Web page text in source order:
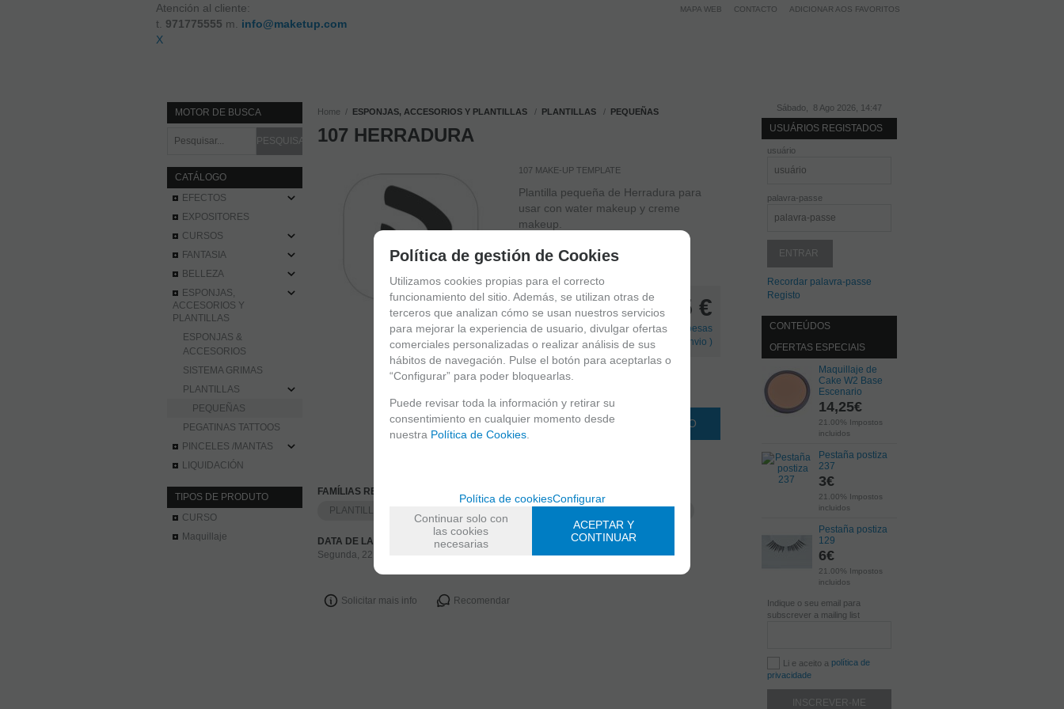
Atención al cliente:
t. 971775555 m.
info@maketup.com
X
MAPA WEB CONTACTO ADICIONAR AOS FAVORITOS
MOTOR DE BUSCA
CATÁLOGO
EFECTOS
EXPOSITORES
CURSOS
FANTASIA
BELLEZA
ESPONJAS,
ACCESORIOS Y
PLANTILLAS
ESPONJAS &
ACCESORIOS
SISTEMA GRIMAS
PLANTILLAS
PEQUEÑAS
PEGATINAS TATTOOS
PINCELES /MANTAS
LIQUIDACIÓN
TIPOS DE PRODUTO
CURSO
Maquillaje
Home ESPONJAS, ACCESORIOS Y PLANTILLAS PLANTILLAS PEQUEÑAS
107 HERRADURA
107 MAKE-UP TEMPLATE
Plantilla pequeña de Herradura para
usar con water makeup y creme
makeup.
1,25 €
21.00%Impostos incluidos (+
Despesas
de envio )
-
ADICIONAR AO CARRINHO
FAMÍLIAS RELACIONADAS
PLANTILLAS
DATA DE LANÇAMENTO
Segunda, 22 Novembro 2021
Solicitar mais info Recomendar
Sábado, 8 Ago 2026, 14:47
USUÁRIOS REGISTADOS
usuário
palavra-passe
Recordar palavra-passe
Registo
CONTEÚDOS
OFERTAS ESPECIAIS
Maquillaje de
Cake W2 Base
Escenario
14,25€
21.00% Impostos
incluidos
Pestaña postiza
237
3€
21.00% Impostos
incluidos
Pestaña postiza
129
6€
21.00% Impostos
incluidos
Indique o seu email para
subscrever a mailing list
Li e aceito a política de
privacidade
Política de gestión de Cookies
Utilizamos cookies propias para el correcto
funcionamiento del sitio. Además, se utilizan otras de
terceros que analizan cómo se usan nuestros servicios
para mejorar la experiencia de usuario, divulgar ofertas
comerciales personalizadas o realizar análisis de sus
hábitos de navegación. Pulse el botón para aceptarlas o
“Configurar” para poder bloquearlas.
Puede revisar toda la información y retirar su
consentimiento en cualquier momento desde
nuestra Política de Cookies
Política de cookiesConfigurar
Continuar solo con
las cookies
necesarias
ACEPTAR Y
CONTINUAR